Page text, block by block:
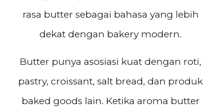
rasa butter sebagai bahasa yang lebih
dekat dengan bakery modern.
Butter punya asosiasi kuat dengan roti,
pastry, croissant, salt bread, dan produk
baked goods lain. Ketika aroma butter